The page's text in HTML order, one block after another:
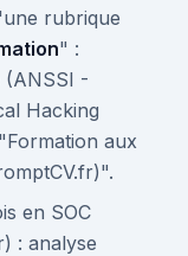
rubrique
" :
(ANSSI -
Hacking
aux
en SOC
: analyse